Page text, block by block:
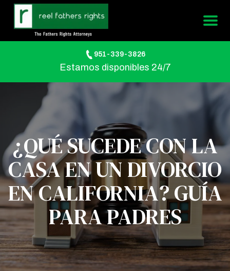
951-339-3826
Estamos disponibles 24/7
¿QUÉ SUCEDE CON LA
CASA EN UN DIVORCIO
EN CALIFORNIA? GUÍA
PARA PADRES